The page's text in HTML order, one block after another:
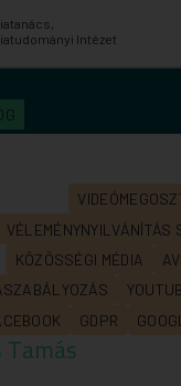
Intézet
KERESÉS AZ INTÉZET ANYAGAI KÖZÖTT
Tamás
VÉLEMÉNYNYILVÁNÍTÁS
KÖZÖSSÉGI MÉDIA
GDPR